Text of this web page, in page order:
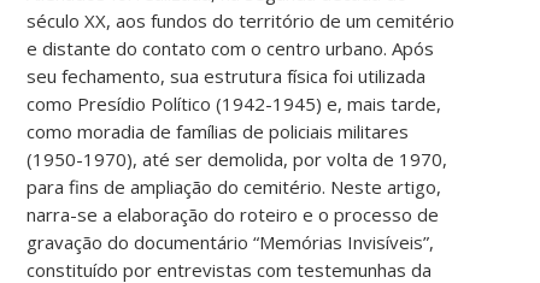
século XX, aos fundos do território de um cemitério
e distante do contato com o centro urbano. Após
seu fechamento, sua estrutura física foi utilizada
como Presídio Político (1942-1945) e, mais tarde,
como moradia de famílias de policiais militares
(1950-1970), até ser demolida, por volta de 1970,
para fins de ampliação do cemitério. Neste artigo,
narra-se a elaboração do roteiro e o processo de
gravação do documentário “Memórias Invisíveis”,
constituído por entrevistas com testemunhas da